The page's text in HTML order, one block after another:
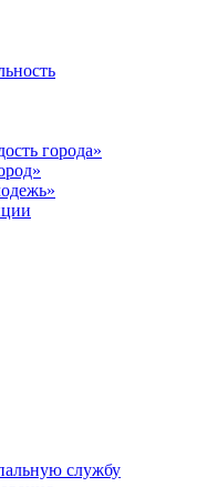
города»
службу